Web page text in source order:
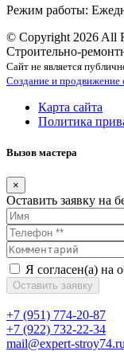
Режим работы:
© Copyright 2026 All
Строительно-
Сайт не является
Создание и продвижение
Карта сайта
Политика
Вызов мастера
×
Оставить заявку на
Я согласен(а) на
Оставить заявку
+7 (951) 774-20-87
+7 (922) 732-22-34
mail@expert-stroy74.ru